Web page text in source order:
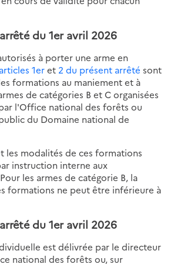
arrêté du 1er avril 2026
à porter une arme en
1eret 2 du présent arrêté sont
formations au maniement et à
de catégories B et C organisées
l'Office national des forêts ou
du Domaine national de
les modalités de ces formations
instruction interne aux
les armes de catégorie B, la
formations ne peut être inférieure à
arrêté du 1er avril 2026
est délivrée par le directeur
national des forêts ou, sur